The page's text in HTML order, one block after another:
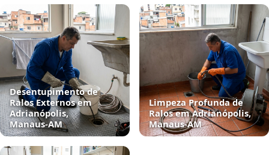
Desentupimento de
Ralos Externos em
Adrianópolis,
Manaus‑AM
Limpeza Profunda de
Ralos em Adrianópolis,
Manaus‑AM